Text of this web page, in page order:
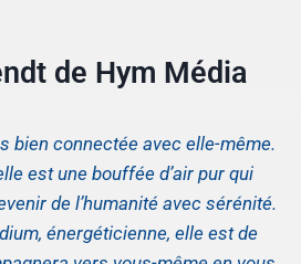
de Hym Média
bien connectée avec elle-même.
est une bouffée d’air pur qui
de l’humanité avec sérénité.
énergéticienne, elle est de